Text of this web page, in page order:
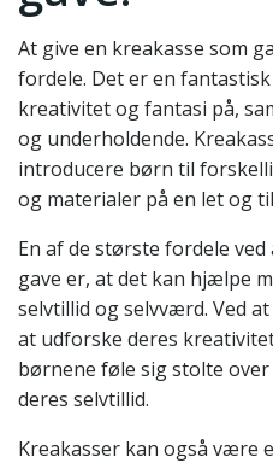
At give en kreakasse som
fordele. Det er en
kreativitet og fantasi på,
og underholdende.
introducere børn til
og materialer på en let og
En af de største fordele
gave er, at det kan hjælpe
selvtillid og selvværd. Ved
at udforske deres
børnene føle sig stolte
deres selvtillid.
Kreakasser kan også være